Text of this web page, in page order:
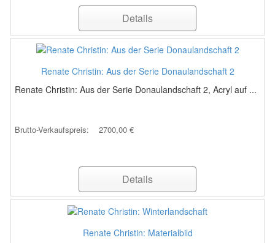
Details
Renate Christin: Aus der Serie Donaulandschaft 2
Renate Christin: Aus der Serie Donaulandschaft 2, Acryl auf ...
Brutto-Verkaufspreis: 2700,00 €
Details
Renate Christin: Materialbild